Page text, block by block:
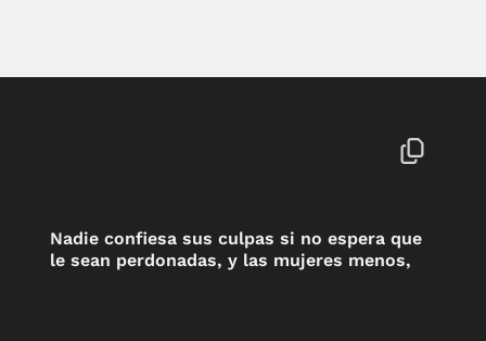
Nadie confiesa sus culpas si no espera que
le sean perdonadas, y las mujeres menos,